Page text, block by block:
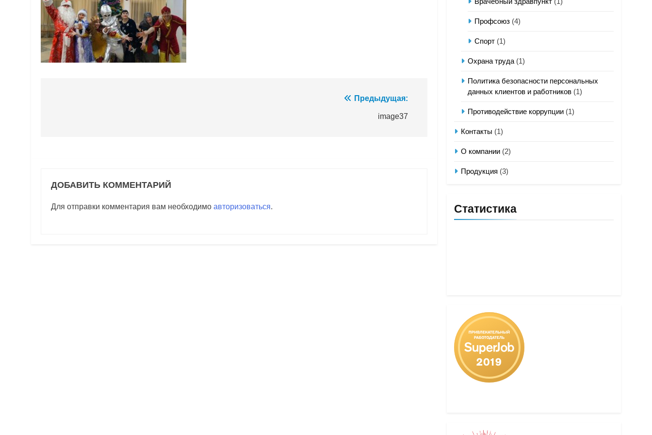
Предыдущая:
image37
ДОБАВИТЬ КОММЕНТАРИЙ
Для отправки комментария вам необходимо авторизоваться.
Профсоюз (4)
Спорт (1)
Охрана труда (1)
Политика безопасности персональных
данных клиентов и работников (1)
Противодействие коррупции (1)
Контакты (1)
О компании (2)
Продукция (3)
Статистика